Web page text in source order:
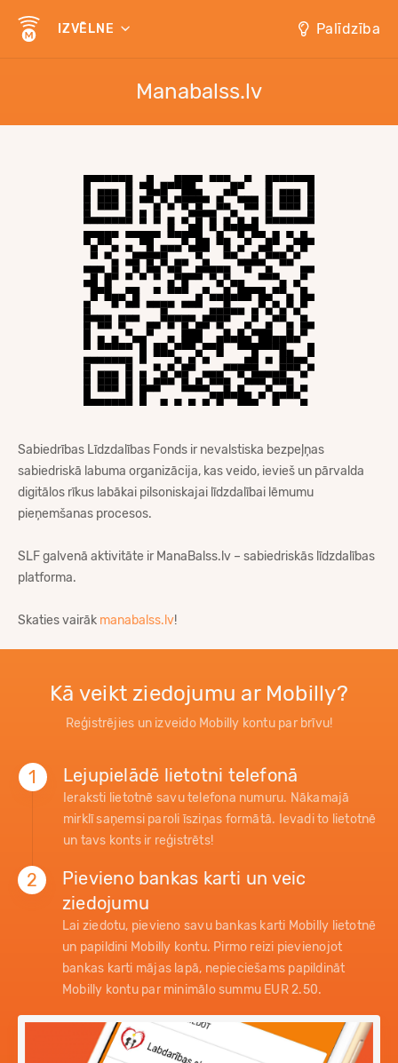
IZVĒLNE Palīdzība
Manabalss.lv
Sabiedrības Līdzdalības Fonds ir nevalstiska bezpeļņas
sabiedriskā labuma organizācija, kas veido, ievieš un pārvalda
digitālos rīkus labākai pilsoniskajai līdzdalībai lēmumu
pieņemšanas procesos.
SLF galvenā aktivitāte ir ManaBalss.lv – sabiedriskās līdzdalības
platforma.
Skaties vairāk manabalss.lv!
Kā veikt ziedojumu ar Mobilly?
Reģistrējies un izveido Mobilly kontu par brīvu!
1 Lejupielādē lietotni telefonā
Ieraksti lietotnē savu telefona numuru. Nākamajā
mirklī saņemsi paroli īsziņas formātā. Ievadi to lietotnē
un tavs konts ir reģistrēts!
2
Pievieno bankas karti un veic
ziedojumu
Lai ziedotu, pievieno savu bankas karti Mobilly lietotnē
un papildini Mobilly kontu. Pirmo reizi pievienojot
bankas karti mājas lapā, nepieciešams papildināt
Mobilly kontu par minimālo summu EUR 2.50.